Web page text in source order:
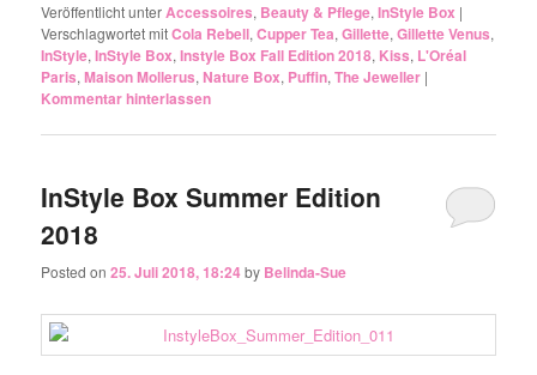
Veröffentlicht unterAccessoires, Beauty & Pflege,InStyle Box |
Verschlagwortet mitCola Rebell,Cupper Tea,Gillette,Gillette Venus,
InStyle,InStyle Box,Instyle Box Fall Edition 2018, Kiss, L'Oréal
Paris,Maison Mollerus,Nature Box, Puffin,The Jeweller |
Kommentar hinterlassen
InStyle Box Summer Edition
2018
Posted on25. Juli 2018, 18:24by Belinda-Sue